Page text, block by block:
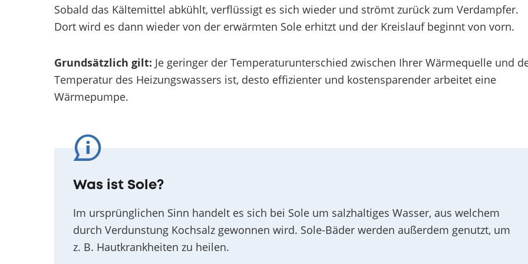
Sobald das Kältemittel abkühlt, verflüssigt es sich wieder und strömt zurück zum Verdampfer.
Dort wird es dann wieder von der erwärmten Sole erhitzt und der Kreislauf beginnt von vorn.
Grundsätzlich gilt: Je geringer der Temperaturunterschied zwischen Ihrer Wärmequelle und
Temperatur des Heizungswassers ist, desto effizienter und kostensparender arbeitet eine
Wärmepumpe.
Was ist Sole?
Im ursprünglichen Sinn handelt es sich bei Sole um salzhaltiges Wasser, aus welchem
durch Verdunstung Kochsalz gewonnen wird. Sole-Bäder werden außerdem genutzt, um
z. B. Hautkrankheiten zu heilen.